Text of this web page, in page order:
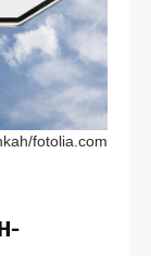
fotolia.com